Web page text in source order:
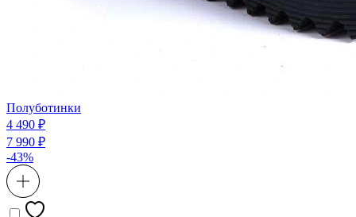
Полуботинки
4 490 ₽
7 990 ₽
-43%